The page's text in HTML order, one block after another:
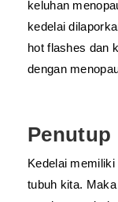
keluhan
kedelai
hot flashes dan
dengan
Penutup
Kedelai
tubuh kita.